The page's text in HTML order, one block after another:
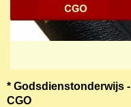
* Godsdienstonderwijs -
CGO